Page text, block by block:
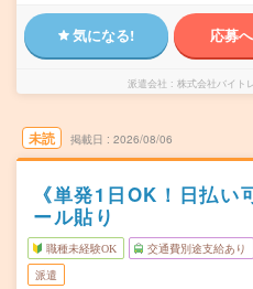
気になる! 応募
派遣会社 株式会社バイト
未読 掲載日 2026/08/06
《単発1日OK！日払
ール貼り
職種未経験OK 交通費別途支給あり
派遣